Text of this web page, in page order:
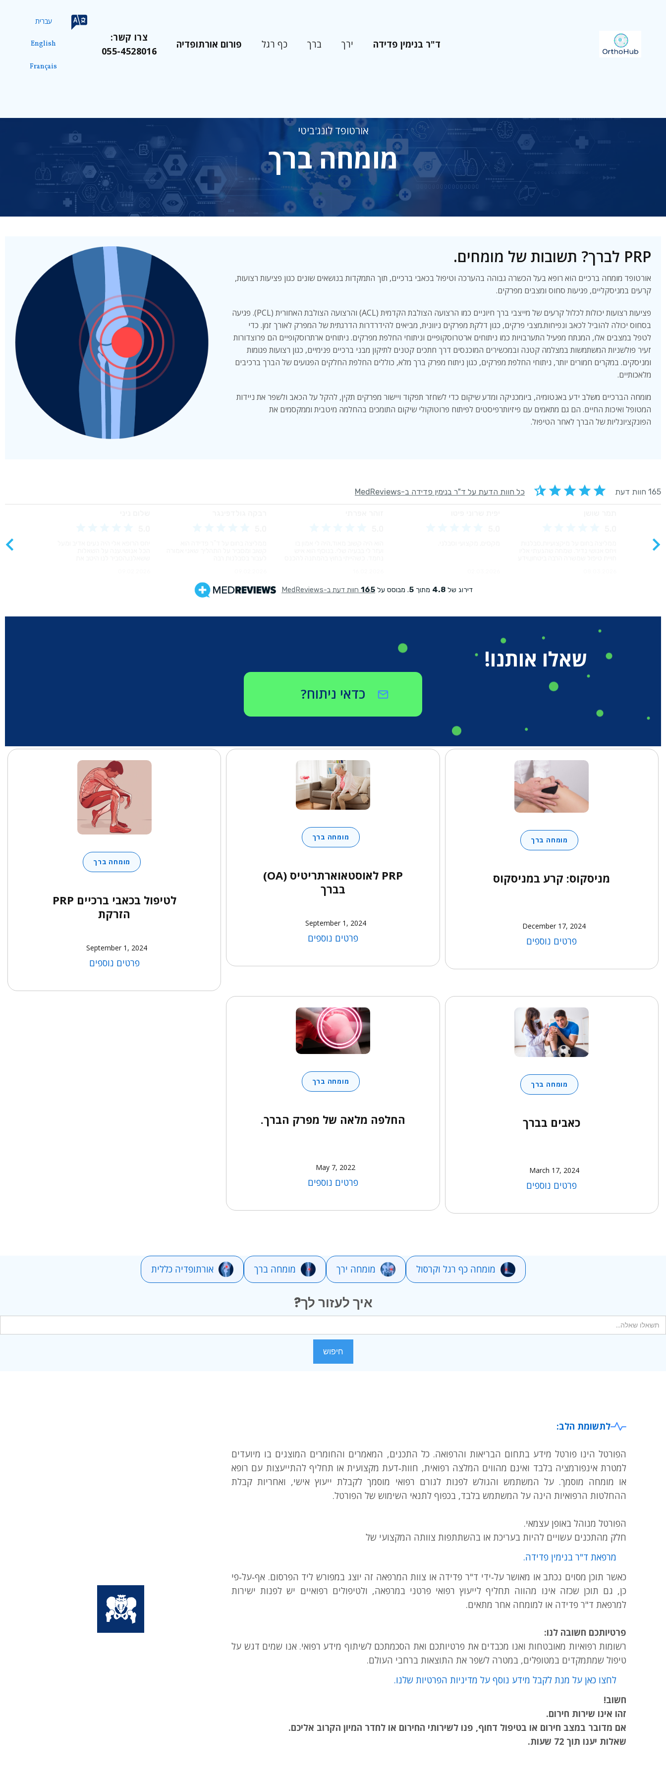
ד"ר בנימין פדידה ירך ברך כף רגל פורום אורתופדיה
צרו קשר:
055-4528016
עברית
English
Français
אורטופד לונג'ביטי
מומחה ברך
PRP לברך? תשובות של מומחים.
אורטופד מומחה ברכיים הוא רופא בעל הכשרה גבוהה בהערכה וטיפול בכאבי ברכיים, תוך התמקדות בנושאים שונים כגון פציעות רצועות,
קרעים במניסקליים, פגיעות סחוס ומצבים מפרקים.
פציעות רצועות יכולות לכלול קרעים של מייצבי ברך חיוניים כמו הרצועה הצולבת הקדמית (ACL) והרצועה הצולבת האחורית (PCL). פגיעה
בסחוס יכולה להוביל לכאב ונפיחות.מצבי פרקים, כגון דלקת מפרקים ניוונית, מביאים להידרדרות הדרגתית של המפרק לאורך זמן. כדי
לטפל במצבים אלו, המנתח מפעיל התערבויות כמו ניתוחים ארטרוסקופיים וניתוחי החלפת מפרקים. ניתוחים ארתרוסקופיים הם פרוצדורות
זעיר פולשניות המשתמשות במצלמה קטנה ובמכשירים המוכנסים דרך חתכים קטנים לתיקון מבני ברכיים פנימיים, כגון רצועות פגומות
ומניסקים. במקרים חמורים יותר, ניתוחי החלפת מפרקים, כגון ניתוח מפרק ברך מלא, כוללים החלפת החלקים הפגועים של הברך ברכיבים
מלאכותיים.
מומחה הברכיים משלב ידע באנטומיה, ביומכניקה ומדע שיקום כדי לשחזר תפקוד ויישור מפרקים תקין, להקל על הכאב ולשפר את ניידות
המטופל ואיכות החיים. הם גם מתאמים עם פיזיותרפיסטים לפיתוח פרוטוקולי שיקום התומכים בהחלמה מיטבית וממקסמים את
הפונקציונליות של הברך לאחר הטיפול.
שאלו אותנו!
כדאי ניתוח?
מומחה ברך
מניסקוס: קרע במניסקוס
December 17, 2024
פרטים נוספים
מומחה ברך
PRP לאוסטאוארתריטיס (OA)
בברך
September 1, 2024
פרטים נוספים
מומחה ברך
לטיפול בכאבי ברכיים PRP
הזרקת
September 1, 2024
פרטים נוספים
מומחה ברך
כאבים בברך
March 17, 2024
פרטים נוספים
מומחה ברך
החלפה מלאה של מפרק הברך.
May 7, 2022
פרטים נוספים
אורתופדיה כללית מומחה ברך מומחה ירך מומחה כף רגל וקרסול
איך לעזור לך?
לתשומת הלב:
הפורטל הינו פורטל מידע בתחום הבריאות והרפואה. כל התכנים, המאמרים והחומרים המוצגים בו מיועדים
למטרת אינפורמציה בלבד ואינם מהווים המלצה רפואית, חוות‑דעת מקצועית או תחליף להתייעצות עם רופא
או מומחה מוסמך. על המשתמש והגולש לפנות לגורם רפואי מוסמך לקבלת ייעוץ אישי, ואחריות קבלת
ההחלטות הרפואיות הינה על המשתמש בלבד, בכפוף לתנאי השימוש של הפורטל.
הפורטל מנוהל באופן עצמאי.
חלק מהתכנים עשויים להיות בעריכת או בהשתתפות צוותה המקצועי של
מרפאת ד"ר בנימין פדידה.
כאשר תוכן מסוים נכתב או מאושר על‑ידי ד"ר פדידה או צוות המרפאה זה יוצג במפורש ליד הפרסום. אף‑על‑פי
כן, גם תוכן שכזה אינו מהווה תחליף לייעוץ רפואי פרטני במרפאה, ולטיפולים רפואיים יש לפנות ישירות
למרפאת ד"ר פדידה או למומחה אחר מתאים.
פרטיותכם חשובה לנו:
רשומות רפואיות מאובטחות ואנו מכבדים את פרטיותכם ואת הסכמתכם לשיתוף מידע רפואי. אנו שמים דגש על
טיפול שמתמקדים במטופלים, במטרה לשפר את התוצאות ברחבי העולם.
לחצו כאן על מנת לקבל מידע נוסף על מדיניות הפרטיות שלנו.
חשוב!
זהו אינו שירות חירום.
אם מדובר במצב חירום או בטיפול דחוף, פנו לשירותי החירום או לחדר המיון הקרוב אליכם.
שאלות יענו תוך 72 שעות.